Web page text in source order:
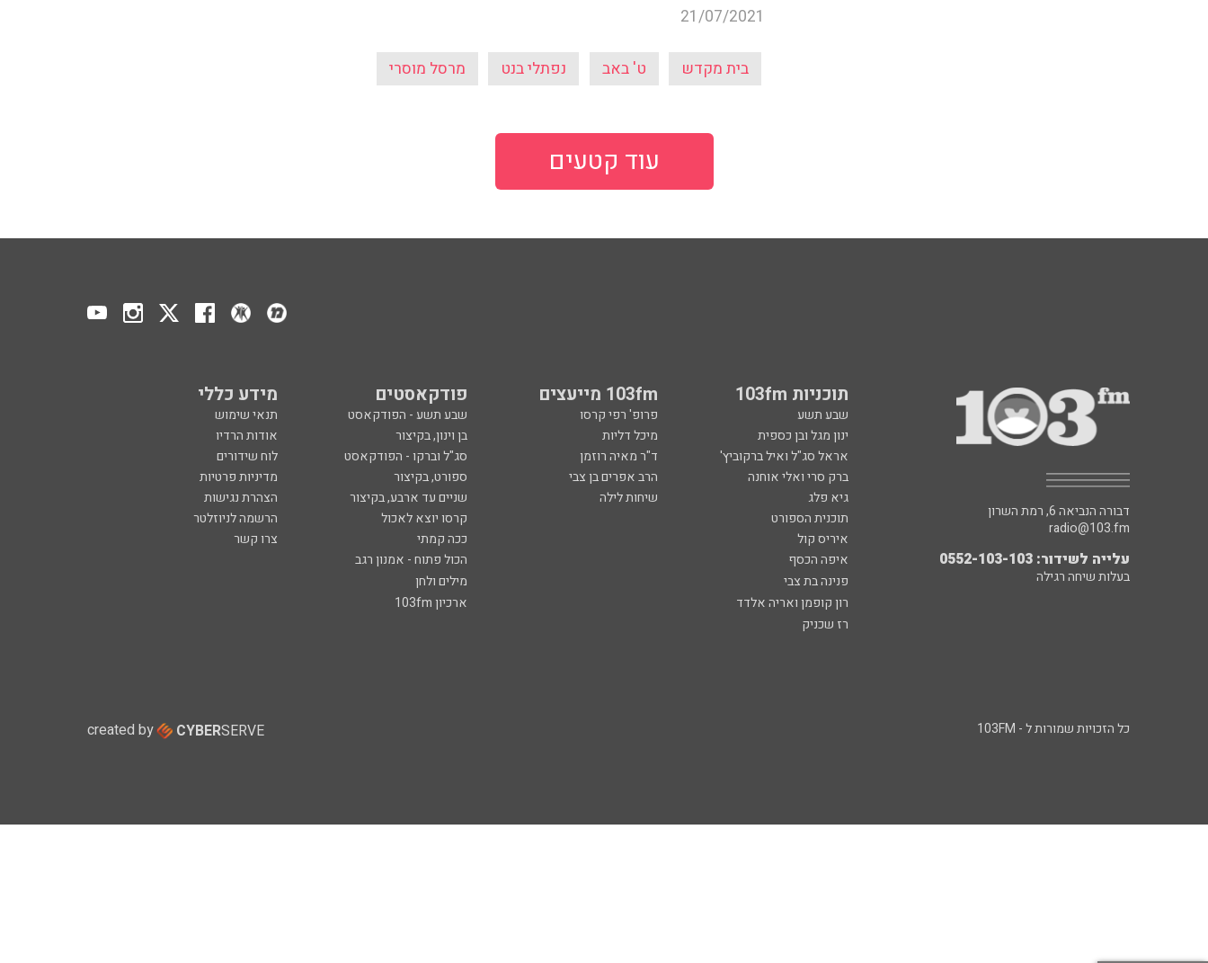
21/07/2021
בית מקדש ט' באב נפתלי בנט מרסל מוסרי
עוד קטעים
תוכניות 103fm 103fm מייעצים פודקאסטים מידע כללי
שבע תשע פרופ' רפי קרסו שבע תשע - הפודקאסט
תנאי שימוש
ינון מגל ובן כספית
מיכל דליות בן וינון, בקיצור
אודות הרדיו
אראל סג"ל ואיל ברקוביץ'
ד"ר מאיה רוזמן סג"ל וברקו - הפודקאסט
לוח שידורים
ברק סרי ואלי אוחנה
הרב אפרים בן צבי ספורט, בקיצור
מדיניות פרטיות
גיא פלג
שיחות לילה שניים עד ארבע, בקיצור
הצהרת נגישות
תוכנית הספורט
קרסו יוצא לאכול
הרשמה לניוזלטר
איריס קול
ככה קמתי
צרו קשר
איפה הכסף
הכול פתוח - אמנון רגב
פנינה בת צבי
מילים ולחן
רון קופמן ואריה אלדד
ארכיון 103fm
רז שכניק
דבורה הנביאה 6, רמת השרון
radio@103.fm
עלייה לשידור: 0552-103-103
בעלות שיחה רגילה
כל הזכויות שמורות ל - 103FM created by CYBERSERVE